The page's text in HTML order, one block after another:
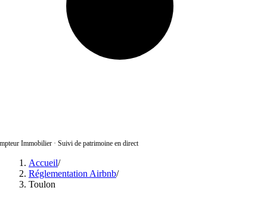
Immobilier·Suivi de patrimoine en direct
Accueil/
Réglementation Airbnb/
Toulon